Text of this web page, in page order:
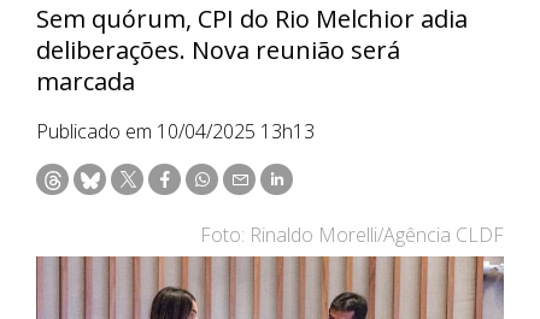
Sem quórum, CPI do Rio Melchior adia
deliberações. Nova reunião será
marcada
Publicado em 10/04/2025 13h13
Foto: Rinaldo Morelli/Agência CLDF